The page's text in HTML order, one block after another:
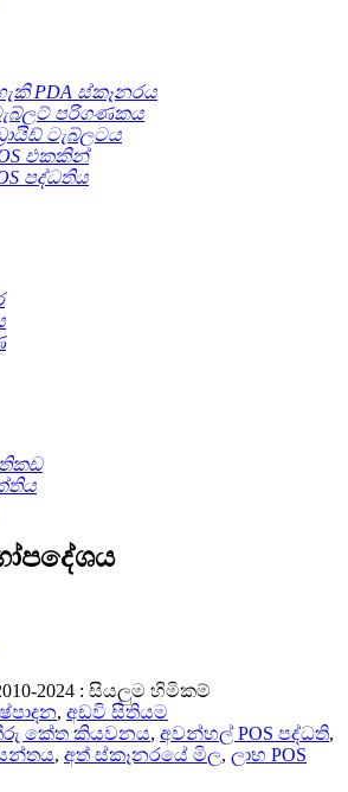
PDA ස්කෑනරය
පරිගණකය
ටැබ්ලටය
එකකින්
පද්ධතිය
2024 : සියලුම හිමිකම්
, අඩවි සිතියම
කේත කියවනය, අවන්හල් POS පද්ධති,
, අත් ස්කෑනරයේ මිල, ලාභ POS